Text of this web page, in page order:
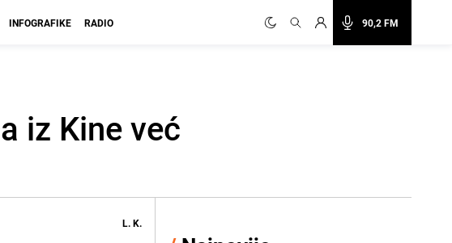
90,2 FM
INFOGRAFIKE RADIO
iz Kine već
L. K.